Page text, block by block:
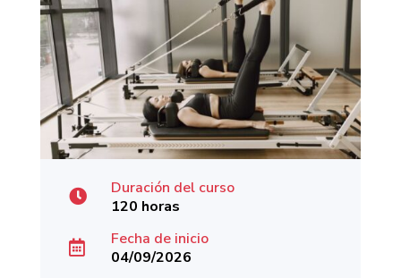

Duración del curso
120 horas

Fecha de inicio
04/09/2026